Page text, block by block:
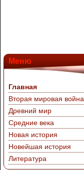
Меню
Главная
Вторая мировая война
Древний мир
Средние века
Новая история
Новейшая история
Литература